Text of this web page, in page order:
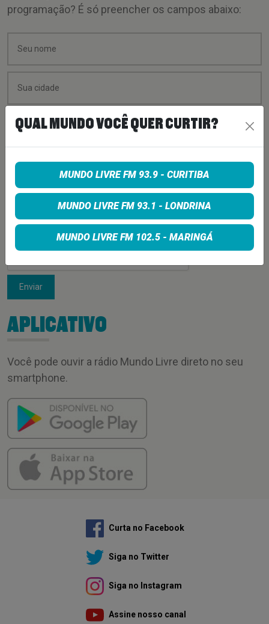
programação? É só preencher os campos abaixo:
Enviar
APLICATIVO
Você pode ouvir a rádio Mundo Livre direto no seu
smartphone.
Curta no Facebook
Siga no Twitter
Siga no Instagram
Assine nosso canal
QUAL MUNDO VOCÊ QUER CURTIR?
MUNDO LIVRE FM 93.9 - CURITIBA
MUNDO LIVRE FM 93.1 - LONDRINA
MUNDO LIVRE FM 102.5 - MARINGÁ